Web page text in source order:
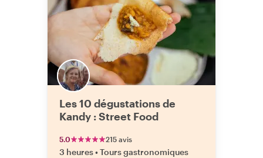
Les 10 dégustations de
Kandy : Street Food
5.0 215 avis
3 heures•Tours gastronomiques